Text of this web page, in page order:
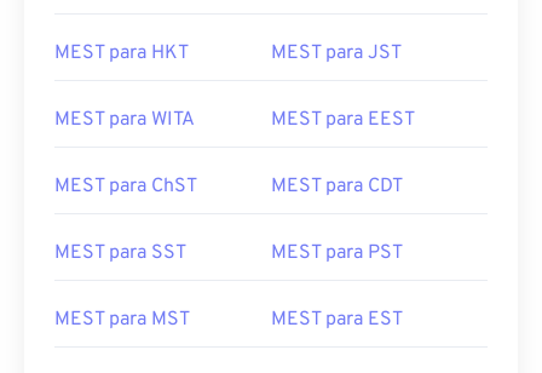
MEST para HKT MEST para JST
MEST para WITA MEST para EEST
MEST para ChST MEST para CDT
MEST para SST MEST para PST
MEST para MST MEST para EST